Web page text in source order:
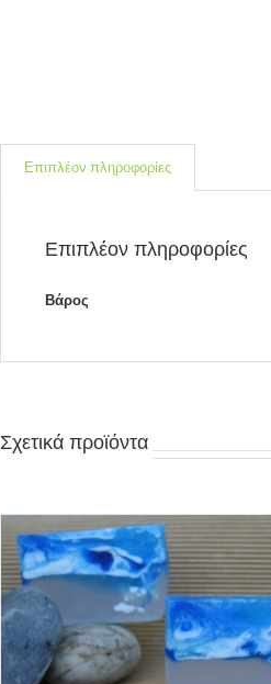
Επιπλέον πληροφορίες
Επιπλέον πληροφορίες
Βάρος
Σχετικά προϊόντα
ΠΡΟΣΘΉΚΗ ΣΤΟ ΚΑΛΆΘΙ
ΠΡΟΒΟΛΉ